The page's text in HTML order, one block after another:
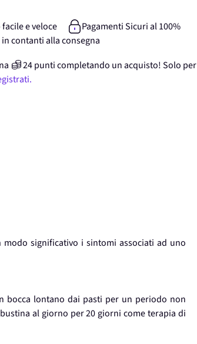
facile e veloce
Pagamenti Sicuri al 100%
in contanti alla consegna
24punticompletando un acquisto! Solo per
significativo i sintomi associati ad uno
bocca lontano dai pasti per un periodo non
al giorno per 20 giorni come terapia di